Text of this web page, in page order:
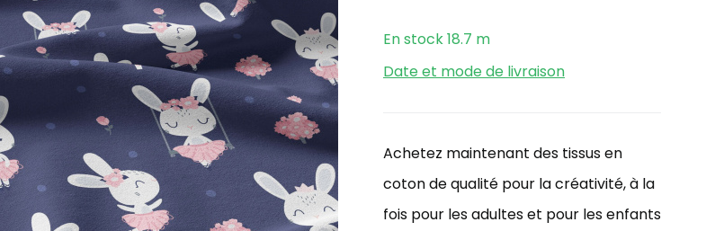
En stock18.7 m
Date et mode de livraison
Achetez maintenant des tissus en
coton de qualité pour la créativité, à la
fois pour les adultes et pour les enfants